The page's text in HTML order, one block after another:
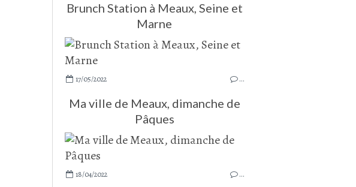
Brunch Station à Meaux, Seine et
Marne
17/05/2022 …
Ma ville de Meaux, dimanche de
Pâques
18/04/2022 …